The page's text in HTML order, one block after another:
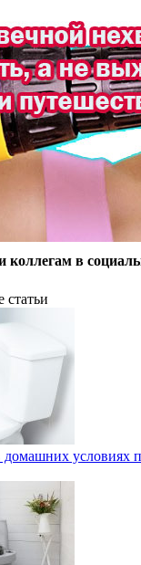
коллегам в
статьи
домашних условиях